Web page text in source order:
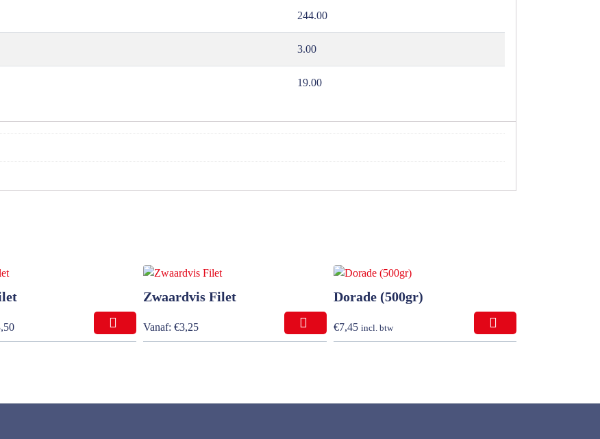
244.00
3.00
19.00
Zwaardvis Filet
Vanaf: €3,25
Dorade (500gr)
€7,45 incl. btw